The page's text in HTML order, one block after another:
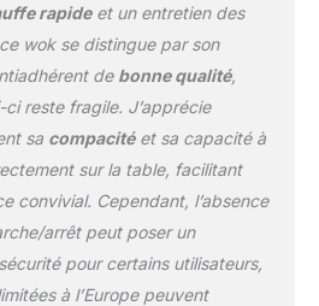
rapideet un entretien des
wok se distingue par son
de bonne qualité,
ci reste fragile. J’apprécie
sa compacitéet sa capacité à
sur la table, facilitant
convivial. Cependant, l’absence
arrêt peut poser un
pour certains utilisateurs,
à l’Europe peuvent